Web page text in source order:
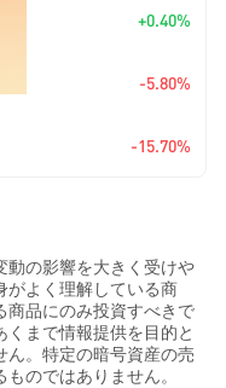
+0.40%
-5.80%
-15.70%
動の影響を大きく受けや
がよく理解している商
商品にのみ投資すべきで
まで情報提供を目的と
ん。特定の暗号資産の売
のではありません。